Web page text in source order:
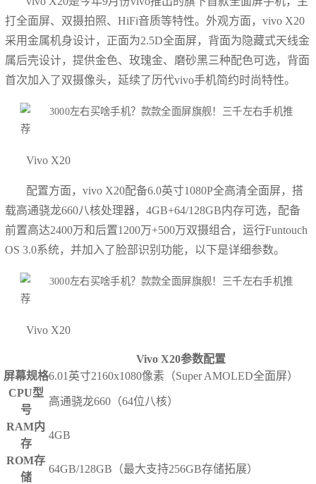
打全面屏、双摄拍照、HiFi音质等特性。外观方面，vivo X20
采用金属机身设计，正面为2.5D全面屏，背面为隐藏式天线金
属后壳设计，提供金色、玫瑰金、磨砂黑三种配色可选，背面
首次加入了双摄像头，延续了历代vivo手机简约时尚特性。
Vivo X20
配置方面，vivo X20配备6.0英寸1080P全高清全面屏，搭
载高通骁龙660八核处理器，4GB+64/128GB内存可选，配备
前置高达2400万和后置1200万+500万双摄组合，运行Funtouch
OS 3.0系统，并加入了脸部识别功能，以下是详细参数。
Vivo X20
Vivo X20参数配置
屏幕规格6.01英寸2160x1080像素（Super AMOLED全面屏）
CPU型
号
高通骁龙660（64位八核）
RAM内
存
4GB
ROM存
储
64GB/128GB（最大支持256GB存储拓展）